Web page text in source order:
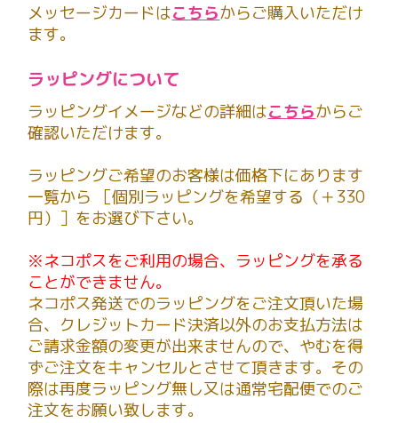
メッセージカードはこちらからご購入いただけ
ます。
ラッピングについて
ラッピングイメージなどの詳細はこちらからご
確認いただけます。
ラッピングご希望のお客様は価格下にあります
一覧から ［個別ラッピングを希望する（＋330
円）］をお選び下さい。
※ネコポスをご利用の場合、ラッピングを承る
ことができません。
ネコポス発送でのラッピングをご注文頂いた場
合、クレジットカード決済以外のお支払方法は
ご請求金額の変更が出来ませんので、やむを得
ずご注文をキャンセルとさせて頂きます。その
際は再度ラッピング無し又は通常宅配便でのご
注文をお願い致します。